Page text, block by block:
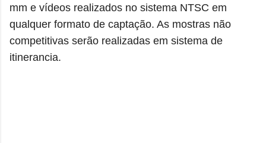
mm e vídeos realizados no sistema NTSC em
qualquer formato de captação. As mostras não
competitivas serão realizadas em sistema de
itinerancia.